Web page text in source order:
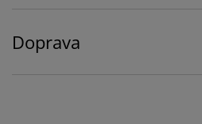
Doprava